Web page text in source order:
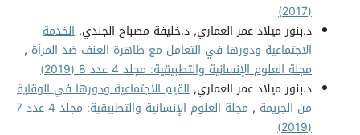
(2017)
د.بنور ميلاد عمر العماري, د.خليفة مصباح الجندي, الخدمة
الاجتماعية ودورها في التعامل مع ظاهرة العنف ضد المرأة,
مجلة العلوم الإنسانية والتطبيقية: مجلد 4 عدد 8 (2019)
د.بنور ميلاد عمر العماري, القيم الاجتماعية ودورها في الوقاية
من الجريمة,
مجلة العلوم الإنسانية والتطبيقية: مجلد 4 عدد 7
(2019)